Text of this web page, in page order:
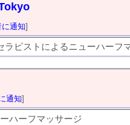
通知]
ピストによるニューハーフ
通知]
ハーフマッサージ